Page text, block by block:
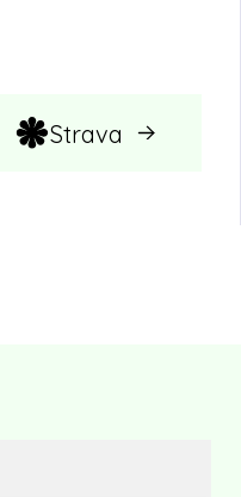
Strava